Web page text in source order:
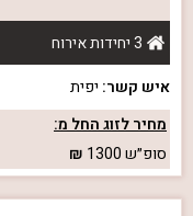
3 יחידות אירוח
איש קשר: יפית
מחיר לזוג החל מ:
סופ״ש1300